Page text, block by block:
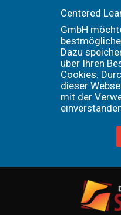
Centered
GmbH
Dazu
über Ihren
Cookies.
dieser
mit der